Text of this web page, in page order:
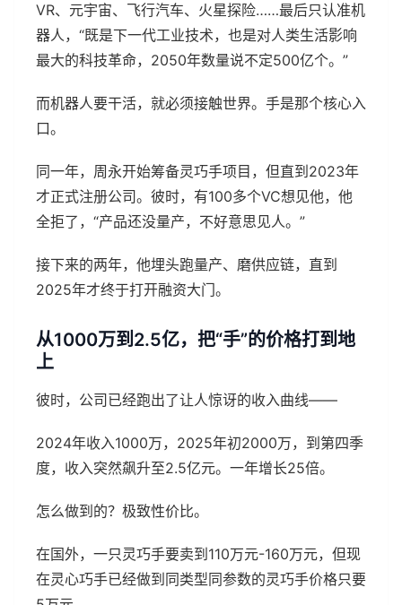
VR、元宇宙、飞行汽车、火星探险……最后只认准机
器人，“既是下一代工业技术，也是对人类生活影响
最大的科技革命，2050年数量说不定500亿个。”
而机器人要干活，就必须接触世界。手是那个核心入
口。
同一年，周永开始筹备灵巧手项目，但直到2023年
才正式注册公司。彼时，有100多个VC想见他，他
全拒了，“产品还没量产，不好意思见人。”
接下来的两年，他埋头跑量产、磨供应链，直到
2025年才终于打开融资大门。
从1000万到2.5亿，把“手”的价格打到地
上
彼时，公司已经跑出了让人惊讶的收入曲线——
2024年收入1000万，2025年初2000万，到第四季
度，收入突然飙升至2.5亿元。一年增长25倍。
怎么做到的？极致性价比。
在国外，一只灵巧手要卖到110万元-160万元，但现
在灵心巧手已经做到同类型同参数的灵巧手价格只要